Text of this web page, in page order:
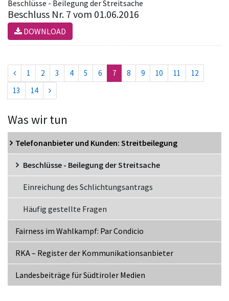
Beschlüsse - Beilegung der Streitsache
Beschluss Nr. 7 vom 01.06.2016
DOWNLOAD
1 2 3 4 5 6 7(current)
8 9 10 11
12
13
14
Was wir tun
Telefonanbieter und Kunden: Streitbeilegung
Beschlüsse - Beilegung der Streitsache
Einreichung des Schlichtungsantrags
Häufig gestellte Fragen
Fairness im Wahlkampf: Par Condicio
RKA – Register der Kommunikationsanbieter
Landesbeiträge für Südtiroler Medien